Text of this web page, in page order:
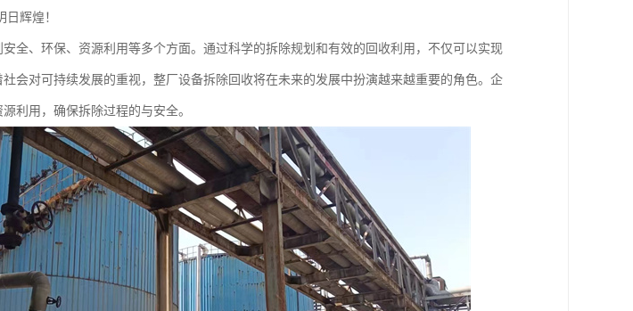
辉煌！
全、环保、资源利用等多个方面。通过科学的拆除规划和有效的回收利用，不仅可以实现
会对可持续发展的重视，整厂设备拆除回收将在未来的发展中扮演越来越重要的角色。企
利用，确保拆除过程的与安全。